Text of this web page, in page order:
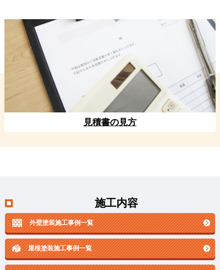
見積書の見方
施工内容
外壁塗装施工事例一覧
屋根塗装施工事例一覧